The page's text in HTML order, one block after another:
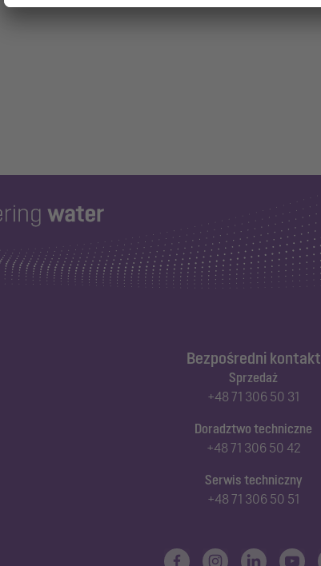
Bezpośredni kontakt
Sprzedaż
+48 71 306 50 31
Doradztwo techniczne
+48 71 306 50 42
Serwis techniczny
+48 71 306 50 51